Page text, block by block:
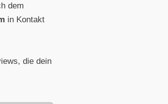
dem
in Kontakt
die dein